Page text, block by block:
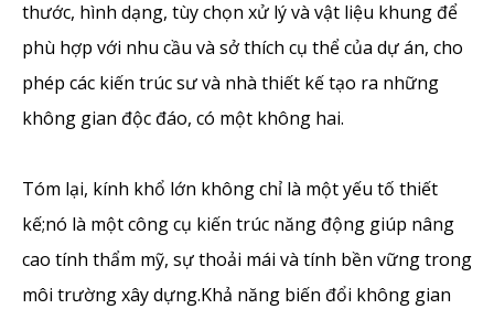
thước, hình dạng, tùy chọn xử lý và vật liệu khung để
phù hợp với nhu cầu và sở thích cụ thể của dự án, cho
phép các kiến ​​trúc sư và nhà thiết kế tạo ra những
không gian độc đáo, có một không hai.
Tóm lại, kính khổ lớn không chỉ là một yếu tố thiết
kế;nó là một công cụ kiến ​​trúc năng động giúp nâng
cao tính thẩm mỹ, sự thoải mái và tính bền vững trong
môi trường xây dựng.Khả năng biến đổi không gian